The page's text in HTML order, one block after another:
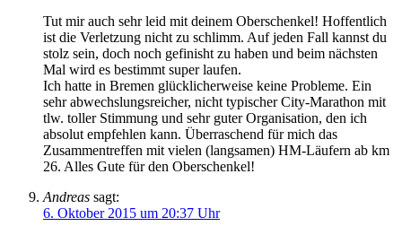
Tut mir auch sehr leid mit deinem Oberschenkel! Hoffentlich
ist die Verletzung nicht zu schlimm. Auf jeden Fall kannst du
stolz sein, doch noch gefinisht zu haben und beim nächsten
Mal wird es bestimmt super laufen.
Ich hatte in Bremen glücklicherweise keine Probleme. Ein
sehr abwechslungsreicher, nicht typischer City-Marathon mit
tlw. toller Stimmung und sehr guter Organisation, den ich
absolut empfehlen kann. Überraschend für mich das
Zusammentreffen mit vielen (langsamen) HM-Läufern ab km
26. Alles Gute für den Oberschenkel!
Andreas sagt:
6. Oktober 2015 um 20:37 Uhr